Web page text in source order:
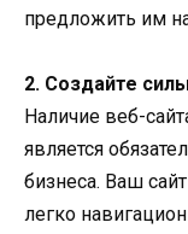
предложить им
2. Создайте
Наличие веб-
является
бизнеса. Ваш
легко